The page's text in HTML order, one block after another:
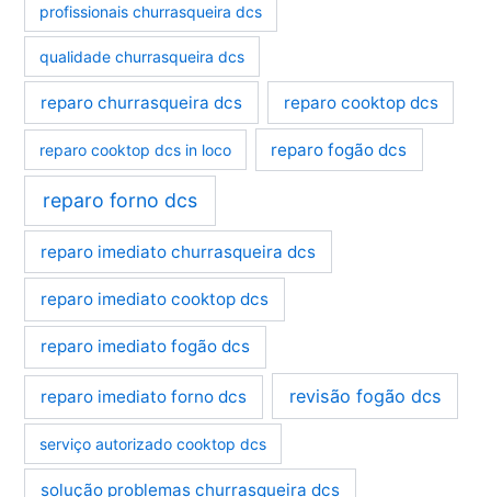
profissionais churrasqueira dcs
qualidade churrasqueira dcs
reparo churrasqueira dcs reparo cooktop dcs
reparo cooktop dcs in loco reparo fogão dcs
reparo forno dcs
reparo imediato churrasqueira dcs
reparo imediato cooktop dcs
reparo imediato fogão dcs
reparo imediato forno dcs revisão fogão dcs
serviço autorizado cooktop dcs
solução problemas churrasqueira dcs